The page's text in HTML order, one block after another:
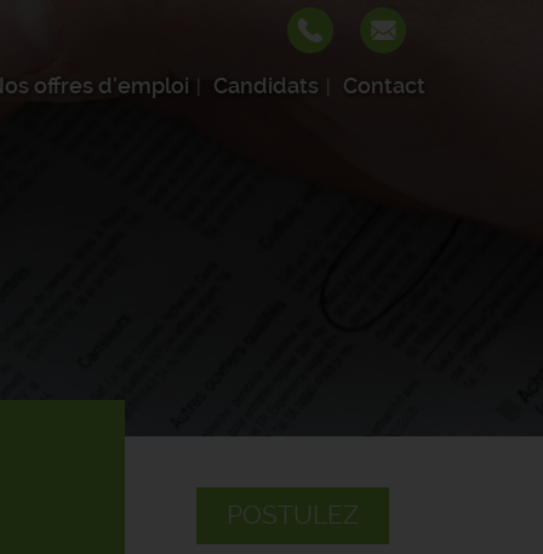
offres d'emploi Candidats Contact
POSTULEZ